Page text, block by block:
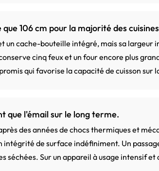
106 cm pour la majorité des
un cache-bouteille intégré, mais sa
cinq feux et un four encore plus
qui favorise la capacité de cuisson sur
que l'émail sur le long terme.
des années de chocs thermiques et
de surface indéfiniment. Un
séchées. Sur un appareil à usage intensif